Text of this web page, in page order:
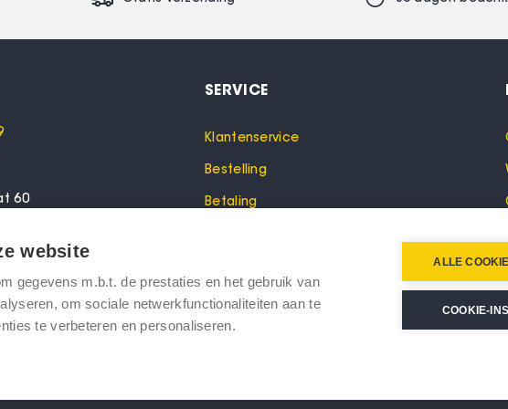
60
Bel dan voor een
SERVICE
Klantenservice
Bestelling
Betaling
Retourneren
website
gegevens m.b.t. de prestaties en het gebruik van
om sociale netwerkfunctionaliteiten aan te
te verbeteren en personaliseren.
ALLE
COOKIE-